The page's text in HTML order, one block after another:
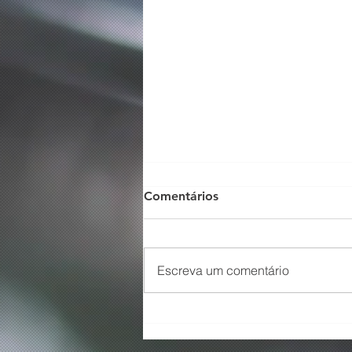
🎵🎶
Comentários
Escreva um comentário